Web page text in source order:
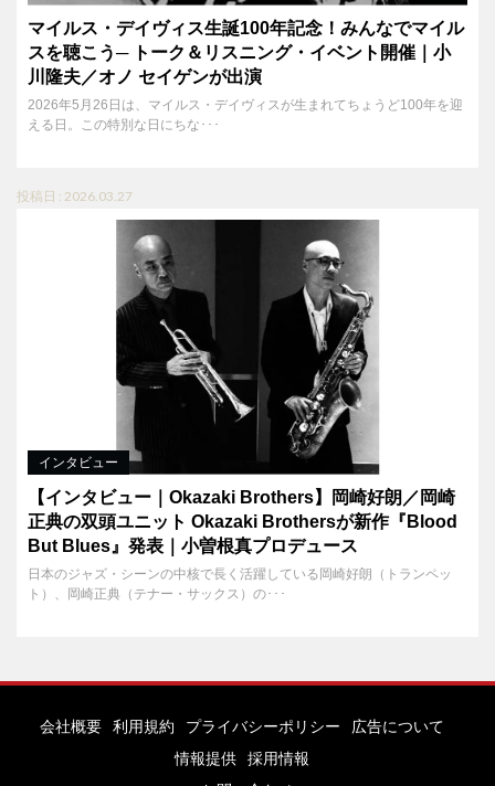
マイルス・デイヴィス生誕100年記念！みんなでマイル
スを聴こう─ トーク＆リスニング・イベント開催｜小
川隆夫／オノ セイゲンが出演
2026年5月26日は、マイルス・デイヴィスが生まれてちょうど100年を迎
える日。この特別な日にちな･･･
投稿日 : 2026.03.27
インタビュー
【インタビュー｜Okazaki Brothers】岡崎好朗／岡崎
正典の双頭ユニット Okazaki Brothersが新作『Blood
But Blues』発表｜小曽根真プロデュース
日本のジャズ・シーンの中核で長く活躍している岡崎好朗（トランペッ
ト）、岡崎正典（テナー・サックス）の･･･
会社概要 利用規約 プライバシーポリシー
広告について
情報提供
採用情報